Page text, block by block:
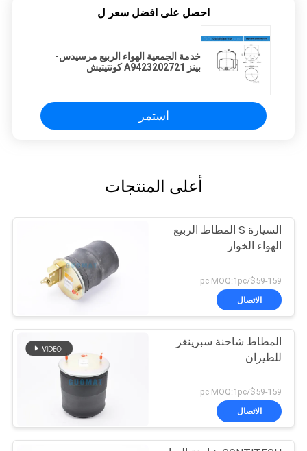
احصل على افضل سعر ل
خدمة الجمعية الهواء الربيع مرسيدس-
بينز A9423202721 كونتيتيش
استمر
أعلى المنتجات
السيارة S المطاط الربيع
الهواء الخوار
$59-159/pc MOQ:1pc
الاتصال
المطاط شاحنة سبرينغز
للطيران
$59-159/pc MOQ:1pc
الاتصال